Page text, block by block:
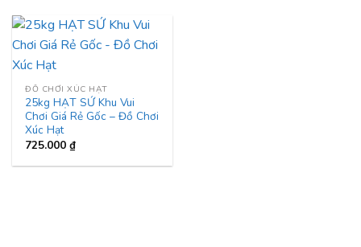
ĐỒ CHƠI XÚC HẠT
25kg HẠT SỨ Khu Vui
Chơi Giá Rẻ Gốc – Đồ Chơi
Xúc Hạt
725.000₫